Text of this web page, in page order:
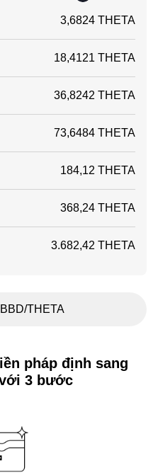
3,6824 THETA
18,4121 THETA
36,8242 THETA
73,6484 THETA
184,12 THETA
368,24 THETA
3.682,42 THETA
THETA
pháp định sang
3 bước